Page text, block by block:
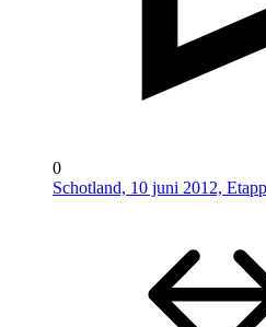
0
Schotland, 10 juni 2012,